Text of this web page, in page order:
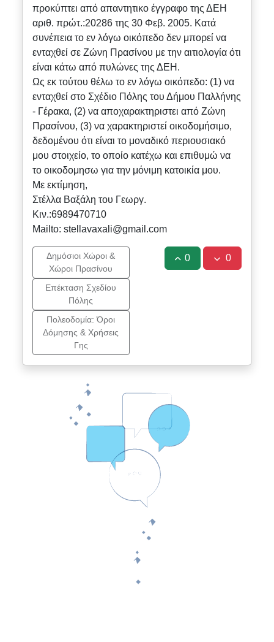
προκύπτει από απαντητικο έγγραφο της ΔΕΗ
αριθ. πρώτ.:20286 της 30 Φεβ. 2005. Κατά
συνέπεια το εν λόγω οικόπεδο δεν μπορεί να
ενταχθεί σε Ζώνη Πρασίνου με την αιτιολογία ότι
είναι κάτω από πυλώνες της ΔΕΗ.
Ως εκ τούτου θέλω το εν λόγω οικόπεδο: (1) να
ενταχθεί στο Σχέδιο Πόλης του Δήμου Παλλήνης
- Γέρακα, (2) να αποχαρακτηριστει από Ζώνη
Πρασίνου, (3) να χαρακτηριστεί οικοδομήσιμο,
δεδομένου ότι είναι το μοναδικό περιουσιακό
μου στοιχείο, το οποίο κατέχω και επιθυμώ να
το οικοδομησω για την μόνιμη κατοικία μου.
Με εκτίμηση,
Στέλλα Βαξάλη του Γεωργ.
Κιν.:6989470710
Mailto: stellavaxali@gmail.com
Δημόσιοι Χώροι &
Χώροι Πρασίνου
Επέκταση Σχεδίου
Πόλης
Πολεοδομία: Όροι
Δόμησης & Χρήσεις
Γης
0 0